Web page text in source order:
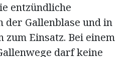
entzündliche
der Gallenblase und in
zum Einsatz. Bei einem
darf keine